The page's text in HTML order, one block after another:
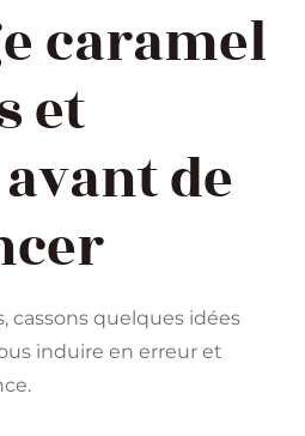
caramel
et
de
cassons quelques idées
induire en erreur et